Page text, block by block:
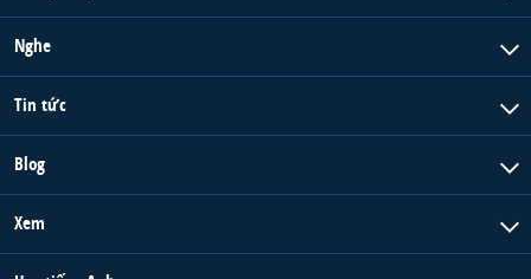
Nghe
Tin tức
Blog
Xem